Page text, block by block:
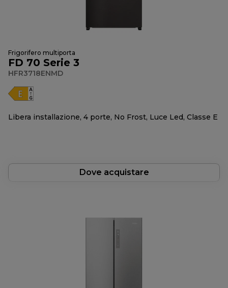
Frigorifero multiporta
FD 70 Serie 3
HFR3718ENMD
Libera installazione, 4 porte, No Frost, Luce Led, Classe E
Dove acquistare